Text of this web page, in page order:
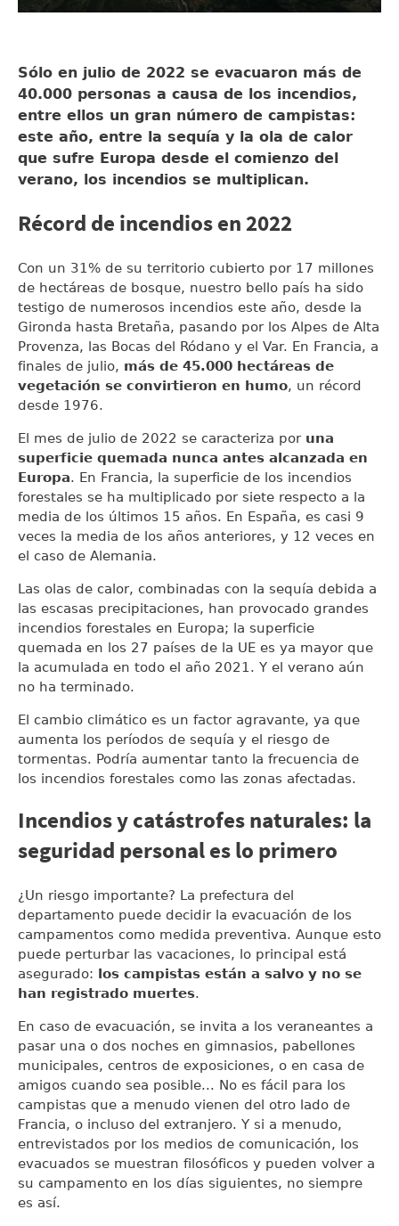
Sólo en julio de 2022 se evacuaron más de
40.000 personas a causa de los incendios,
entre ellos un gran número de campistas:
este año, entre la sequía y la ola de calor
que sufre Europa desde el comienzo del
verano, los incendios se multiplican.
Récord de incendios en 2022
Con un 31% de su territorio cubierto por 17 millones
de hectáreas de bosque, nuestro bello país ha sido
testigo de numerosos incendios este año, desde la
Gironda hasta Bretaña, pasando por los Alpes de Alta
Provenza, las Bocas del Ródano y el Var. En Francia, a
finales de julio, más de 45.000 hectáreas de
vegetación se convirtieron en humo, un récord
desde 1976.
El mes de julio de 2022 se caracteriza por una
superficie quemada nunca antes alcanzada en
Europa. En Francia, la superficie de los incendios
forestales se ha multiplicado por siete respecto a la
media de los últimos 15 años. En España, es casi 9
veces la media de los años anteriores, y 12 veces en
el caso de Alemania.
Las olas de calor, combinadas con la sequía debida a
las escasas precipitaciones, han provocado grandes
incendios forestales en Europa; la superficie
quemada en los 27 países de la UE es ya mayor que
la acumulada en todo el año 2021. Y el verano aún
no ha terminado.
El cambio climático es un factor agravante, ya que
aumenta los períodos de sequía y el riesgo de
tormentas. Podría aumentar tanto la frecuencia de
los incendios forestales como las zonas afectadas.
Incendios y catástrofes naturales: la
seguridad personal es lo primero
¿Un riesgo importante? La prefectura del
departamento puede decidir la evacuación de los
campamentos como medida preventiva. Aunque esto
puede perturbar las vacaciones, lo principal está
asegurado: los campistas están a salvo y no se
han registrado muertes.
En caso de evacuación, se invita a los veraneantes a
pasar una o dos noches en gimnasios, pabellones
municipales, centros de exposiciones, o en casa de
amigos cuando sea posible... No es fácil para los
campistas que a menudo vienen del otro lado de
Francia, o incluso del extranjero. Y si a menudo,
entrevistados por los medios de comunicación, los
evacuados se muestran filosóficos y pueden volver a
su campamento en los días siguientes, no siempre
es así.